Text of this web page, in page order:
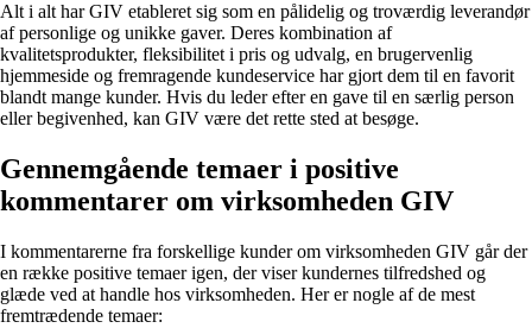
Alt i alt har GIV etableret sig som en pålidelig og troværdig leverandør
af personlige og unikke gaver. Deres kombination af
kvalitetsprodukter, fleksibilitet i pris og udvalg, en brugervenlig
hjemmeside og fremragende kundeservice har gjort dem til en favorit
blandt mange kunder. Hvis du leder efter en gave til en særlig person
eller begivenhed, kan GIV være det rette sted at besøge.
Gennemgående temaer i positive
kommentarer om virksomheden GIV
I kommentarerne fra forskellige kunder om virksomheden GIV går der
en række positive temaer igen, der viser kundernes tilfredshed og
glæde ved at handle hos virksomheden. Her er nogle af de mest
fremtrædende temaer: